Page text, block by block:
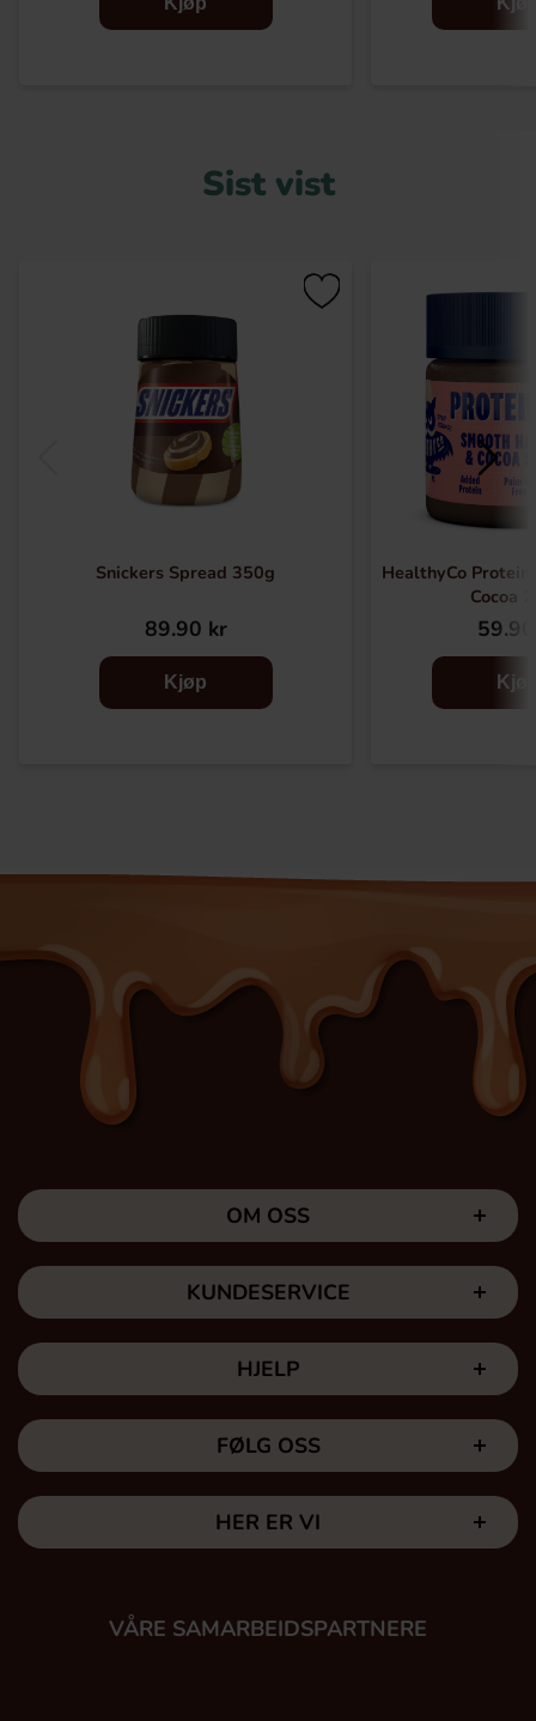
Sist vist
Snickers Spread 350g
89.90 kr
Kjøp
HealthyCo
Cocoa
OM OSS
KUNDESERVICE
HJELP
FØLG OSS
HER ER VI
VÅRE SAMARBEIDSPARTNERE